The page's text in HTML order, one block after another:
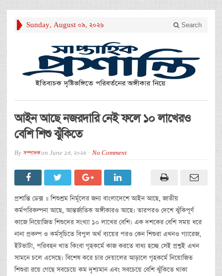
Sunday, August 09, 2026 Search
আইন আছে নজরদারি নেই ফলে ১০ লাখেরও
বেশি শিশু ঝুঁকিতে
By সম্পাদকon June 13, 2026 No Comment
প্রশান্তি ডেক্স ॥ শিশুশ্রম নির্মূলের জন্য বাংলাদেশে আইন আছে, জাতীয়
কর্মপরিকল্পনা আছে, আন্তর্জাতিক অঙ্গীকারও আছে। তারপরও দেশে ঝুঁকিপূর্ণ
কাজে নিয়োজিত শিশুদের সংখ্যা ১০ লাখের বেশি। এক দশকের বেশি সময় ধরে
নানা প্রকল্প ও কর্মসূচিতে বিপুল অর্থ ব্যয়ের পরও কেন শিশুরা এখনও গ্যারেজ,
ইটভাটা, পরিবহন খাত কিংবা গৃহকর্মে কাজ করতে বাধ্য হচ্ছে সেই প্রশ্নই এখন
সামনে চলে এসেছে। বিশেষ করে চার দেয়ালের আড়ালে গৃহকর্মে নিয়োজিত
শিশুরা রয়ে গেছে সবচেয়ে কম দৃশ্যমান এবং সবচেয়ে বেশি ঝুঁকিতে থাকা